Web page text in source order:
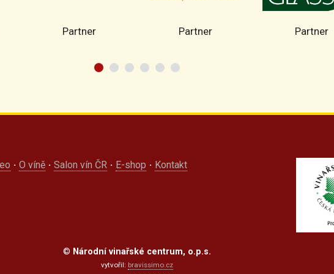
Partner Partner Partner
· O víně · Salon vín ČR · E-shop · Kontakt
© Národní vinařské centrum, o.p.s.
vytvořil: bravissimo.cz